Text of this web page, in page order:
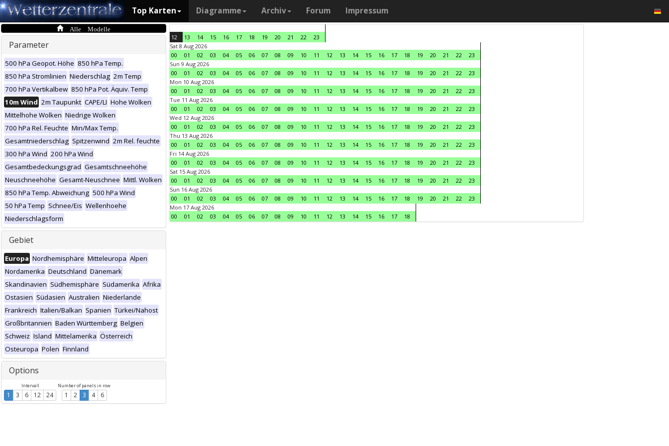
Top Karten Diagramme Archiv Forum Impressum
Alle Modelle
Parameter
500 hPa Geopot. Höhe 850 hPa Temp.
850 hPa Stromlinien Niederschlag 2m Temp
700 hPa Vertikalbew 850 hPa Pot. Äquiv. Temp
10m Wind 2m Taupunkt CAPE/LI Hohe Wolken
Mittelhohe Wolken Niedrige Wolken
700 hPa Rel. Feuchte Min/Max Temp.
Gesamtniederschlag Spitzenwind 2m Rel. feuchte
300 hPa Wind 200 hPa Wind
Gesamtbedeckungsgrad Gesamtschneehöhe
Neuschneehöhe Gesamt-Neuschnee Mittl. Wolken
850 hPa Temp. Abweichung 500 hPa Wind
50 hPa Temp Schnee/Eis Wellenhoehe
Niederschlagsform
Gebiet
Europa Nordhemisphäre Mitteleuropa Alpen
Nordamerika Deutschland Dänemark
Skandinavien Südhemisphäre Südamerika Afrika
Ostasien Südasien Australien Niederlande
Frankreich Italien/Balkan Spanien Türkei/Nahost
Großbritannien Baden Württemberg Belgien
Schweiz Island Mittelamerika Österreich
Osteuropa Polen Finnland
Options
Intervall
1 3 6 12 24
Number of panels in row
1 2 3 4 6
12 13 14 15 16 17 18 19 20 21 22
23
Sat 8 Aug 2026
00
01 02 03 04 05 06 07 08 09 10 11 12 13 14 15 16 17 18 19 20 21 22
23
Sun 9 Aug 2026
00
01 02 03 04 05 06 07 08 09 10 11 12 13 14 15 16 17 18 19 20 21 22
23
Mon 10 Aug 2026
00
01 02 03 04 05 06 07 08 09 10 11 12 13 14 15 16 17 18 19 20 21 22
23
Tue 11 Aug 2026
00
01 02 03 04 05 06 07 08 09 10 11 12 13 14 15 16 17 18 19 20 21 22
23
Wed 12 Aug 2026
00
01 02 03 04 05 06 07 08 09 10 11 12 13 14 15 16 17 18 19 20 21 22
23
Thu 13 Aug 2026
00
01 02 03 04 05 06 07 08 09 10 11 12 13 14 15 16 17 18 19 20 21 22
23
Fri 14 Aug 2026
00
01 02 03 04 05 06 07 08 09 10 11 12 13 14 15 16 17 18 19 20 21 22
23
Sat 15 Aug 2026
00
01 02 03 04 05 06 07 08 09 10 11 12 13 14 15 16 17 18 19 20 21 22
23
Sun 16 Aug 2026
00
01 02 03 04 05 06 07 08 09 10 11 12 13 14 15 16 17 18 19 20 21 22
23
Mon 17 Aug 2026
00
01 02 03 04 05 06 07 08 09 10 11 12 13 14 15 16 17 18